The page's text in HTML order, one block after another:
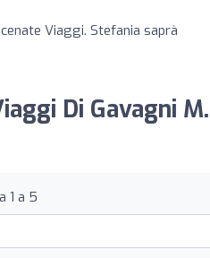
Viaggi. Stefania saprà
Di Gavagni
1 a 5